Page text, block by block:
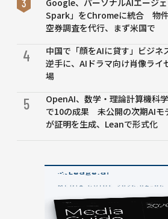
Google、パーソナルAIエージ
Spark」をChromeに統合 物
空券調査を代行、まず米国で
4
中国で「顔をAIに貸す」ビジ
逆手に、AIドラマ向け肖像ライ
場
5
OpenAI、数学・理論計算機科
で10の成果 未公開の次期AIモ
が証明を生成、Leanで形式化